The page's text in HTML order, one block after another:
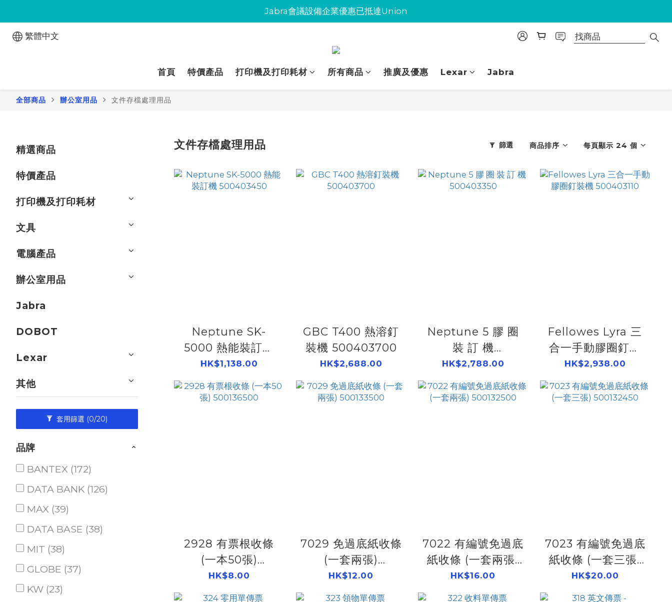
Jabra會議設備企業優惠已抵達Union
Jabra會議設備企業優惠已抵達Union
Jabra會議設備企業優惠已抵達Union
繁體中文
首頁 特價產品 打印機及打印耗材 所有商品 推廣及優惠 Lexar Jabra
全部商品 辦公室用品 文件存檔處理用品
精選商品
特價產品
打印機及打印耗材
文具
電腦產品
辦公室用品
Jabra
DOBOT
Lexar
其他
套用篩選 (0/20)
品牌
BANTEX (172)
DATA BANK (126)
MAX (39)
DATA BASE (38)
MIT (38)
GLOBE (37)
KW (23)
文件存檔處理用品 篩選 商品排序 每頁顯示 24 個
Neptune SK-
5000 熱能裝訂機
500403450
HK$1,138.00
GBC T400 熱溶釘
裝機 500403700
HK$2,688.00
Neptune 5 膠 圈
裝 訂 機
500403350
HK$2,788.00
Fellowes Lyra 三
合一手動膠圈釘裝
機 500403110
HK$2,938.00
2928 有票根收條
(一本50張)
500136500
HK$8.00
7029 免過底紙收條
(一套兩張)
500133500
HK$12.00
7022 有編號免過底
紙收條 (一套兩張)
500132500
HK$16.00
7023 有編號免過底
紙收條 (一套三張)
500132450
HK$20.00